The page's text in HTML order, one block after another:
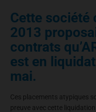
Cette société
2013
contrats
est en
mai.
Ces placements atypiques
preuve avec cette